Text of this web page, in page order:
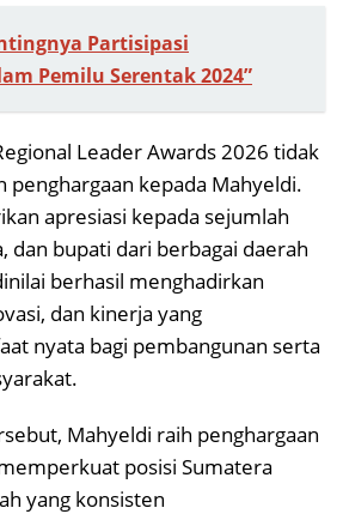
Partisipasi
Pemilu Serentak 2024”
Leader Awards 2026 tidak
penghargaan kepada Mahyeldi.
apresiasi kepada sejumlah
dan bupati dari berbagai daerah
berhasil menghadirkan
dan kinerja yang
nyata bagi pembangunan serta
Mahyeldi raih penghargaan
posisi Sumatera
yang konsisten